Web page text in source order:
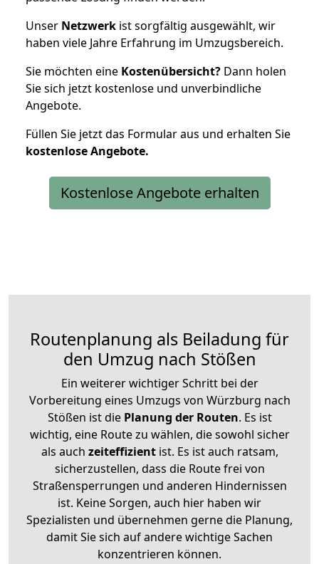
Unser Netzwerk ist sorgfältig ausgewählt, wir
haben viele Jahre Erfahrung im Umzugsbereich.
Sie möchten eine Kostenübersicht? Dann holen
Sie sich jetzt kostenlose und unverbindliche
Angebote.
Füllen Sie jetzt das Formular aus und erhalten Sie
kostenloseAngebote.
Kostenlose Angebote erhalten
Routenplanung als Beiladung für
den Umzug nach Stößen
Ein weiterer wichtiger Schritt bei der
Vorbereitung eines Umzugs von Würzburg nach
Stößen ist diePlanung der Routen. Es ist
wichtig, eine Route zu wählen, die sowohl sicher
als auch zeiteffizientist. Es ist auch ratsam,
sicherzustellen, dass die Route frei von
Straßensperrungen und anderen Hindernissen
ist. Keine Sorgen, auch hier haben wir
Spezialisten und übernehmen gerne die Planung,
damit Sie sich auf andere wichtige Sachen
konzentrieren können.